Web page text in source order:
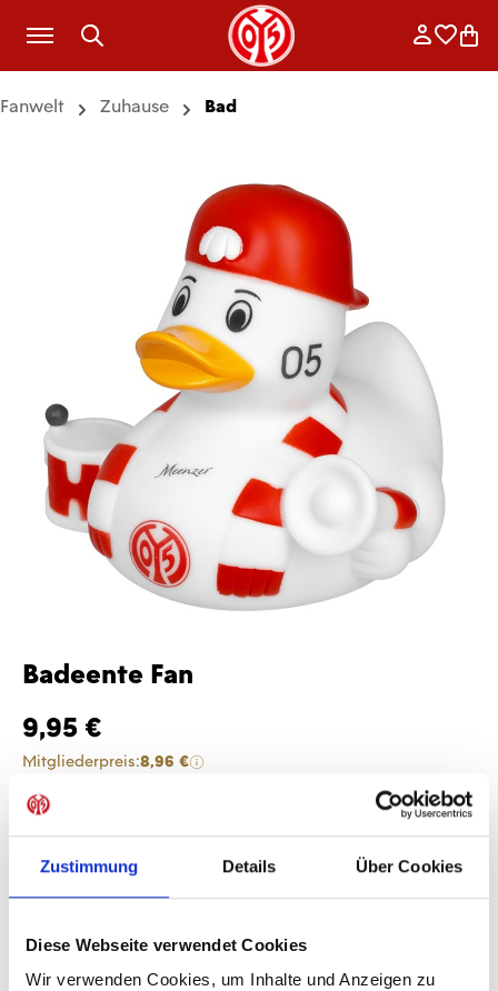
Zustimmung Details Über Cookies
Diese Webseite verwendet Cookies
Wir verwenden Cookies, um Inhalte und Anzeigen zu
Zum Hauptinhalt springen
Fanwelt Zuhause Bad
Badeente Fan
9,95 €
Mitgliederpreis:8,96 €
Preise inkl. MwSt. zzgl. Versandkosten
Produkt Anzahl: Gib den gewünschten
Anzahl
Sofort verfügbar, Lieferzeit: 1-3 Tage